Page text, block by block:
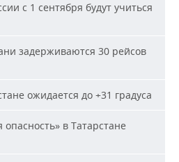
с 1 сентября будут учиться
задерживаются 30 рейсов
ожидается до +31 градуса
в Татарстане